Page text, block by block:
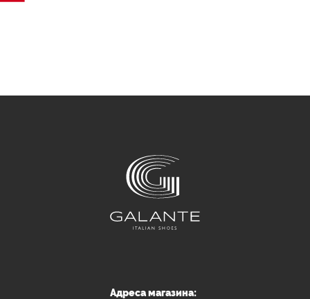
Адреса магазина: